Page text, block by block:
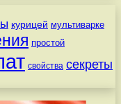
курицей мультиварке
простой
свойства секреты